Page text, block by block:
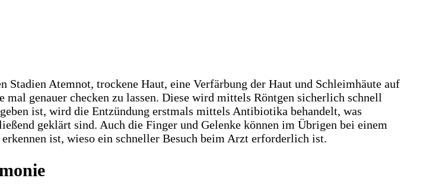
Atemnot, trockene Haut, eine Verfärbung der Haut und Schleimhäute auf
genauer checken zu lassen. Diese wird mittels Röntgen sicherlich schnell
ist, wird die Entzündung erstmals mittels Antibiotika behandelt, was
geklärt sind. Auch die Finger und Gelenke können im Übrigen bei einem
ist, wieso ein schneller Besuch beim Arzt erforderlich ist.